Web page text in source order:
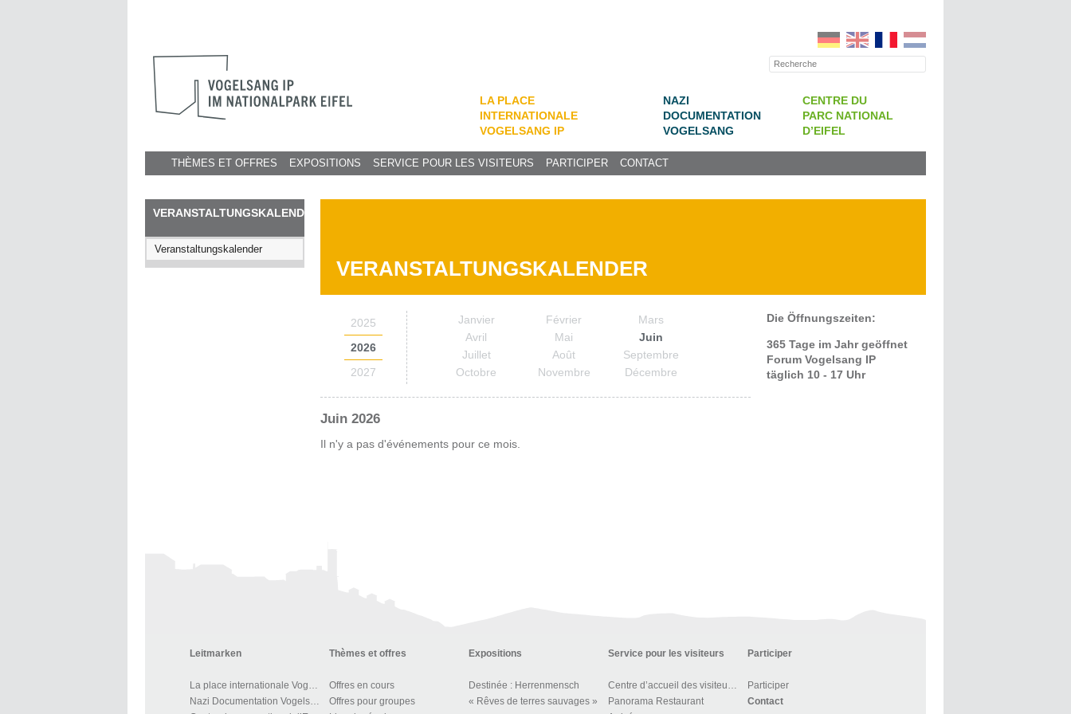
LA PLACE
INTERNATIONALE
VOGELSANG IP
NAZI
DOCUMENTATION
VOGELSANG
CENTRE DU
PARC NATIONAL
D’EIFEL
THÈMES ET OFFRES EXPOSITIONS SERVICE POUR LES VISITEURS PARTICIPER CONTACT
VERANSTALTUNGSKALENDER
Veranstaltungskalender
VERANSTALTUNGSKALENDER
2025
2026
2027
Janvier Février
Mars
Avril
Mai
Juin
Juillet
Août
Septembre
Octobre
Novembre Décembre
Juin 2026
Il n'y a pas d'événements pour ce mois.
Die Öffnungszeiten:
365 Tage im Jahr geöffnet
Forum Vogelsang IP
täglich 10 - 17 Uhr
Leitmarken
La place internationale Vogelsang IP
Nazi Documentation Vogelsang
Thèmes et offres
Offres en cours
Offres pour groupes
Expositions
Destinée : Herrenmensch
« Rêves de terres sauvages »
Service pour les visiteurs
Centre d’accueil des visiteurs et BOUTIQUE
Panorama Restaurant
Participer
Participer
Contact